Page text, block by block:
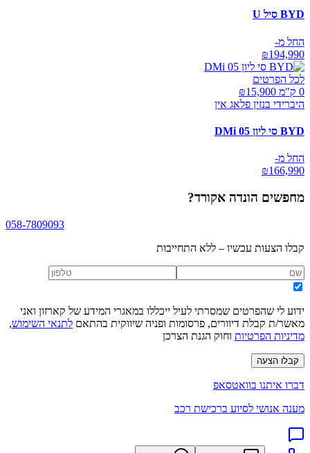
BYD סיל U
החל מ-
₪194,990
לכל הפרטים
0 ק"מ ₪
15,900
היברידי בנזין פלאג אין
BYD סי ליון 05 DMi
החל מ-
₪166,990
מחפשים הונדה אקורד?
058-7809093
קבלו הצעות עכשיו – ללא התחייבות
ידוע לי שהפרטים שמסרתי לעיל ייכללו במאגרי המידע של קארזון ואני
מאשר/ת קבלת דיוורים, פרסומות ופניה שיווקית בהתאם לתנאי השימוש,
מדיניות הפרטיות וחוק הגנת הצרכן
קבלו הצעה
דברו איתנו בוואטסאפ
מענה אנושי לסיוע ברכישת רכב